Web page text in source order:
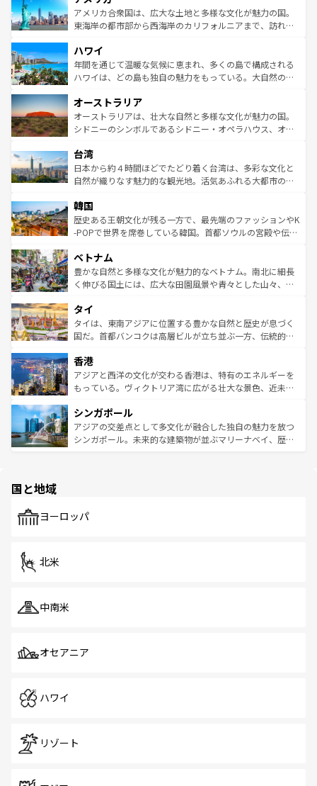
博物館もあり、アルプス観光だけでなく町歩きも満喫する
ことができる。国民の所得が高いため物価も高いが、旅行
ば市内交通費無料で観光を楽しむこともできる。 なお、新
着のスイス情報はコンテンツ一覧 を参照してほしい。
アメリカ合衆国は、広大な土地と多様な文化が魅力の国。
東海岸の都市部から西海岸のカリフォルニアまで、訪れる
のような巨大都市は、観光、ショッピング、エンターテイ
ンメントが詰まった刺激的なスポットだ。一方、アメリカ
西部には大自然が広がり、グランドキャニオンやイエロー
部のニューオーリンズでは、音楽と美食が融合した独特の
文化が魅力。旅行者はアメリカの各地域で異なる魅力を楽
しみながら、その多様性と豊かな歴史を感じることができ
ならではの贅沢な旅のスタイルだ。 なお、新着のアメリカ
情報はコンテンツ一覧を参照してほしい。
ハワイ
年間を通じて温暖な気候に恵まれ、多くの島で構成される
ハワイは、どの島も独自の魅力をもっている。大自然の神
ワイ島は見逃せない。また、定番の観光地といえばオアフ
島だが、静かな自然を求めるならマウイ島やカウアイ島が
おすすめ。エメラルドグリーンに輝く海をはじめ、豊かな
れるおもてなしの心で訪れる人々を迎えてくれるハワイの
人々、おいしいローカルフードやハワイアンミュージッ
ク、伝統的なフラダンスなど、すべてがハワイの魅力を彩
ワイを、存分に味わってほしい。 なお、新着のハワイ情報
はコンテンツ一覧を参照してほしい。
オーストラリア
オーストラリアは、壮大な自然と多様な文化が魅力の国。
シドニーのシンボルであるシドニー・オペラハウス、オー
リアリーフや大陸中央部にそびえるウルル（エアーズロッ
ク）、タスマニアの美しい原生林やケアンズの熱帯雨林な
ど、見どころがたくさん。また、カフェやワイン、オージ
いる。アクティビティも充実しており、サーフィンやダイ
ビング、ハイキングなど、アウトドア好きにはたまらな
い。オーストラリアの多彩な魅力を存分に味わいつくそ
参照してほしい。
台湾
日本から約４時間ほどでたどり着く台湾は、多彩な文化と
自然が織りなす魅力的な観光地。活気あふれる大都市の台
ン）、静ひつな山岳地帯である台湾東部など、都市の喧騒
と山間の静けさが共存しており、訪れる人に新しい発見と
驚きをもたらしてくれる。また、奥深い台湾の食文化も魅
容にもいいと評判のスイーツなど、バラエティ豊かな料理
が味わえる。 なお、新着の台湾情報は コンテンツ一覧を参
照してほしい。
韓国
歴史ある王朝文化が残る一方で、最先端のファッションやK
-POPで世界を席巻している韓国。首都ソウルの宮殿や伝統
き、地方に足を延ばせば四季折々の自然美を楽しむことが
できる。そして、キムチや焼肉、絶品のストリートフード
まで、さまざまな韓国料理が待っている。夜には、韓国な
リティに包まれながら、韓国の多彩な魅力を心ゆくまで味
わってみてほしい。 なお、新着の韓国情報はコンテンツ一
覧を参照してほしい。
ベトナム
豊かな自然と多様な文化が魅力的なベトナム。南北に細長
く伸びる国土には、広大な田園風景や青々とした山々、世
急速な発展と共に伝統が息づく。ハノイの古い町並みやホ
ーチミン市のフランス統治時代の建物も、独特の雰囲気を
醸し出している。また、バラエティの豊かさとおいしさで
とつ。フォーやバインミー、ベトナムコーヒーなどは、ぜ
ひ現地で味わいたい。どの地域を訪れてもあたたかい人々
が旅行者を迎えてくれるので、きっと忘れられない旅にな
参照してほしい。
タイ
タイは、東南アジアに位置する豊かな自然と歴史が息づく
国だ。首都バンコクは高層ビルが立ち並ぶ一方、伝統的な
の活気が交差している。北部ではチェンマイなどの山岳地
帯で自然と触れ合い、南部ではプーケットやクラビの美し
いビーチでリゾート気分を楽しむことができる。タイ料理
激する。気候は一年中温暖で、どの季節にも異なる楽しみ
が待っている。親しみやすいタイの人々、仏教を中心とし
た文化、そして多様な観光資源が、訪れる旅人を魅了し続
香港
アジアと西洋の文化が交わる香港は、特有のエネルギーを
もっている。ヴィクトリア湾に広がる壮大な景色、近未来
み、どこを訪れても感動するはず。観光スポットが密集し
ており、効率よく見どころを回れるのも魅力。息をのむよ
うな絶景から文化的な体験まで、香港を存分に楽しみ尽く
シンガポール
アジアの交差点として多文化が融合した独自の魅力を放つ
シンガポール。未来的な建築物が並ぶマリーナベイ、歴史
で、ホーカーズは地元の風情を楽しめる外せないスポット
国と地域
ヨーロッパ
北米
中南米
オセアニア
ハワイ
リゾート